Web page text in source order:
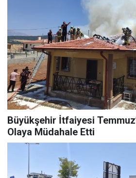
Büyükşehir İtfaiyesi
Olaya Müdahale Etti